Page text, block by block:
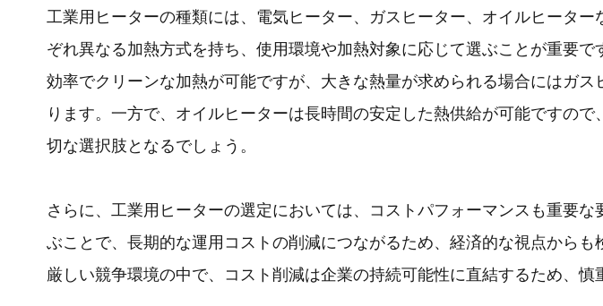
工業用ヒーターの種類には、電気ヒーター、ガスヒーター、オイルヒータ
ぞれ異なる加熱方式を持ち、使用環境や加熱対象に応じて選ぶことが重要で
効率でクリーンな加熱が可能ですが、大きな熱量が求められる場合にはガス
ります。一方で、オイルヒーターは長時間の安定した熱供給が可能ですの
切な選択肢となるでしょう。
さらに、工業用ヒーターの選定においては、コストパフォーマンスも重要な
ぶことで、長期的な運用コストの削減につながるため、経済的な視点から
厳しい競争環境の中で、コスト削減は企業の持続可能性に直結するため、慎